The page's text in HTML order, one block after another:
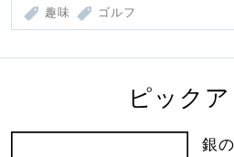
趣味 ゴルフ
ピック
銀